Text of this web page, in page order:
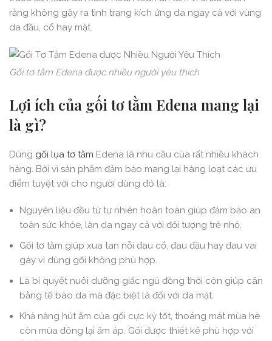
rằng không gây ra tình trạng kích ứng da ngay cả với vùng
da đầu, cổ hay mặt.
Gối tơ tằm Edena được nhiều người yêu thích
Lợi ích của gối tơ tằm Edena mang lại
là gì?
Dùng gối lụa tơ tằm Edena là nhu cầu của rất nhiều khách
hàng. Bởi vì sản phẩm đảm bảo mang lại hàng loạt các ưu
điểm tuyệt vời cho người dùng đó là:
Nguyên liệu đều từ tự nhiên hoàn toàn giúp đảm bảo an
toàn sức khỏe, làn da ngay cả với đối tượng trẻ nhỏ.
Gối tơ tằm giúp xua tan nỗi đau cổ, đau đầu hay đau vai
gáy vì dùng gối không phù hợp.
Là bí quyết nuôi dưỡng giấc ngủ đồng thời còn giúp cân
bằng tế bào da mà đặc biệt là đối với da mặt.
Khả năng hút ẩm của gối cực kỳ tốt, thoáng mát mùa hè
còn mùa đông lại ấm áp. Gối được thiết kế phù hợp với